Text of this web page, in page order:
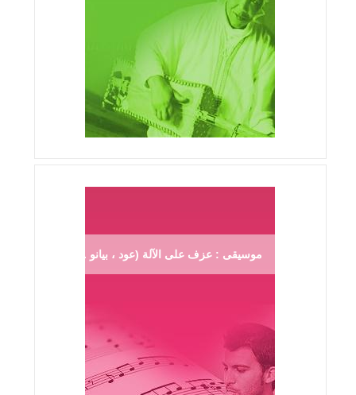
موسيقى : عزف على الآلة (عود ، بيانو ...)